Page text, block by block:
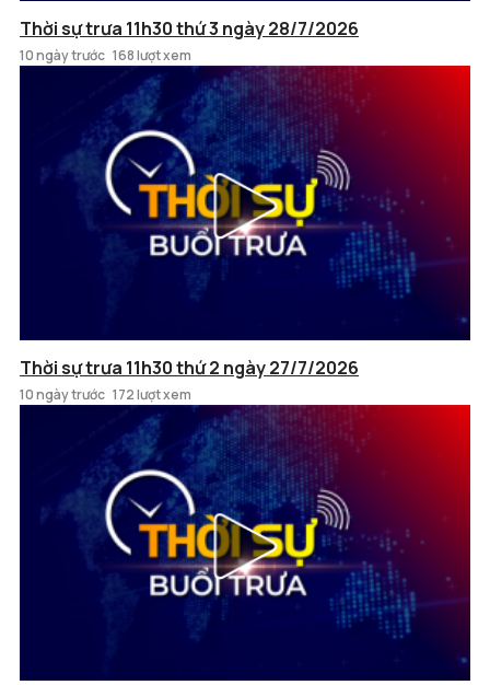
Thời sự trưa 11h30 thứ 3 ngày 28/7/2026
10 ngày trước 168 lượt xem
Thời sự trưa 11h30 thứ 2 ngày 27/7/2026
10 ngày trước 172 lượt xem